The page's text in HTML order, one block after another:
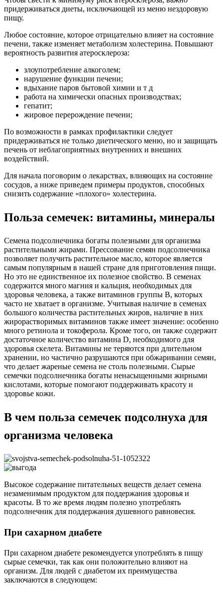
придерживаться диеты, исключающей из меню нездоровую
пищу.
Любое состояние, которое отрицательно влияет на состояние
печени, также изменяет метаболизм холестерина. Повышают
вероятность развития атеросклероза:
злоупотребление алкоголем;
нарушение функции печени;
вдыхание паров бытовой химии и т д
работа на химически опасных производствах;
гепатит;
жировое перерождение печени;
По возможности в рамках профилактики следует
придерживаться не только диетического меню, но и защищать
печень от неблагоприятных внутренних и внешних
воздействий.
Для начала поговорим о лекарствах, влияющих на состояние
сосудов, а ниже приведем примеры продуктов, способных
снизить содержание «плохого» холестерина.
Польза семечек: витамины, минералы
Семена подсолнечника богаты полезными для организма
растительными жирами. Прессование семян подсолнечника
позволяет получить растительное масло, которое является
самым популярным в нашей стране для приготовления пищи.
Но это не единственное их полезное свойство. В семенах
содержится много магния и кальция, необходимых для
здоровья человека, а также витаминов группы B, которых
часто не хватает в организме. Учитывая наличие в семенах
большого количества растительных жиров, наличие в них
жирорастворимых витаминов также имеет значение: особенно
много ретинола и токоферола. Кроме того, он также содержит
достаточное количество витамина D, необходимого для
здоровья скелета. Витамины не теряются при длительном
хранении, но частично разрушаются при обжаривании семян,
что делает жареные семена не столь полезными. Сырые
семечки подсолнечника богаты ненасыщенными жирными
кислотами, которые помогают поддерживать красоту и
здоровье кожи.
В чем польза семечек подсолнуха для
организма человека
Высокое содержание питательных веществ делает семена
незаменимым продуктом для поддержания здоровья и
красоты. В то же время людям полезно употреблять
подсолнечник для поддержания душевного равновесия.
При сахарном диабете
При сахарном диабете рекомендуется употреблять в пищу
сырые семечки, так как они положительно влияют на
организм. Для людей с диабетом их преимущества
заключаются в следующем: